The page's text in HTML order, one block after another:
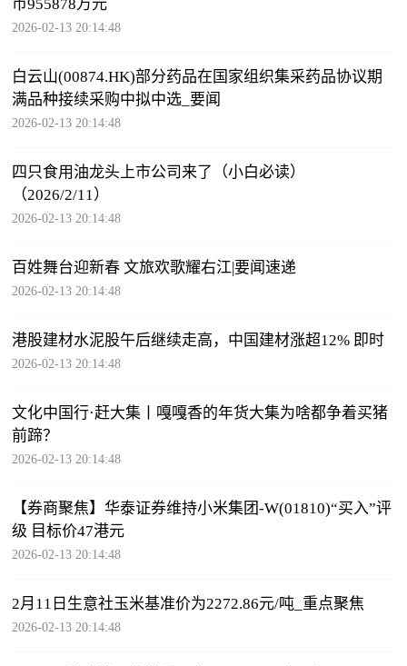
币955878万元
2026-02-13 20:14:48
白云山(00874.HK)部分药品在国家组织集采药品协议期
满品种接续采购中拟中选_要闻
2026-02-13 20:14:48
四只食用油龙头上市公司来了（小白必读）
（2026/2/11）
2026-02-13 20:14:48
百姓舞台迎新春 文旅欢歌耀右江|要闻速递
2026-02-13 20:14:48
港股建材水泥股午后继续走高，中国建材涨超12% 即时
2026-02-13 20:14:48
文化中国行·赶大集丨嘎嘎香的年货大集为啥都争着买猪
前蹄？
2026-02-13 20:14:48
【券商聚焦】华泰证券维持小米集团-W(01810)“买入”评
级 目标价47港元
2026-02-13 20:14:48
2月11日生意社玉米基准价为2272.86元/吨_重点聚焦
2026-02-13 20:14:48